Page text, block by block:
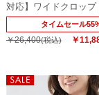
対応】ワイドクロップ
タイムセール
￥26,400(税込) ￥